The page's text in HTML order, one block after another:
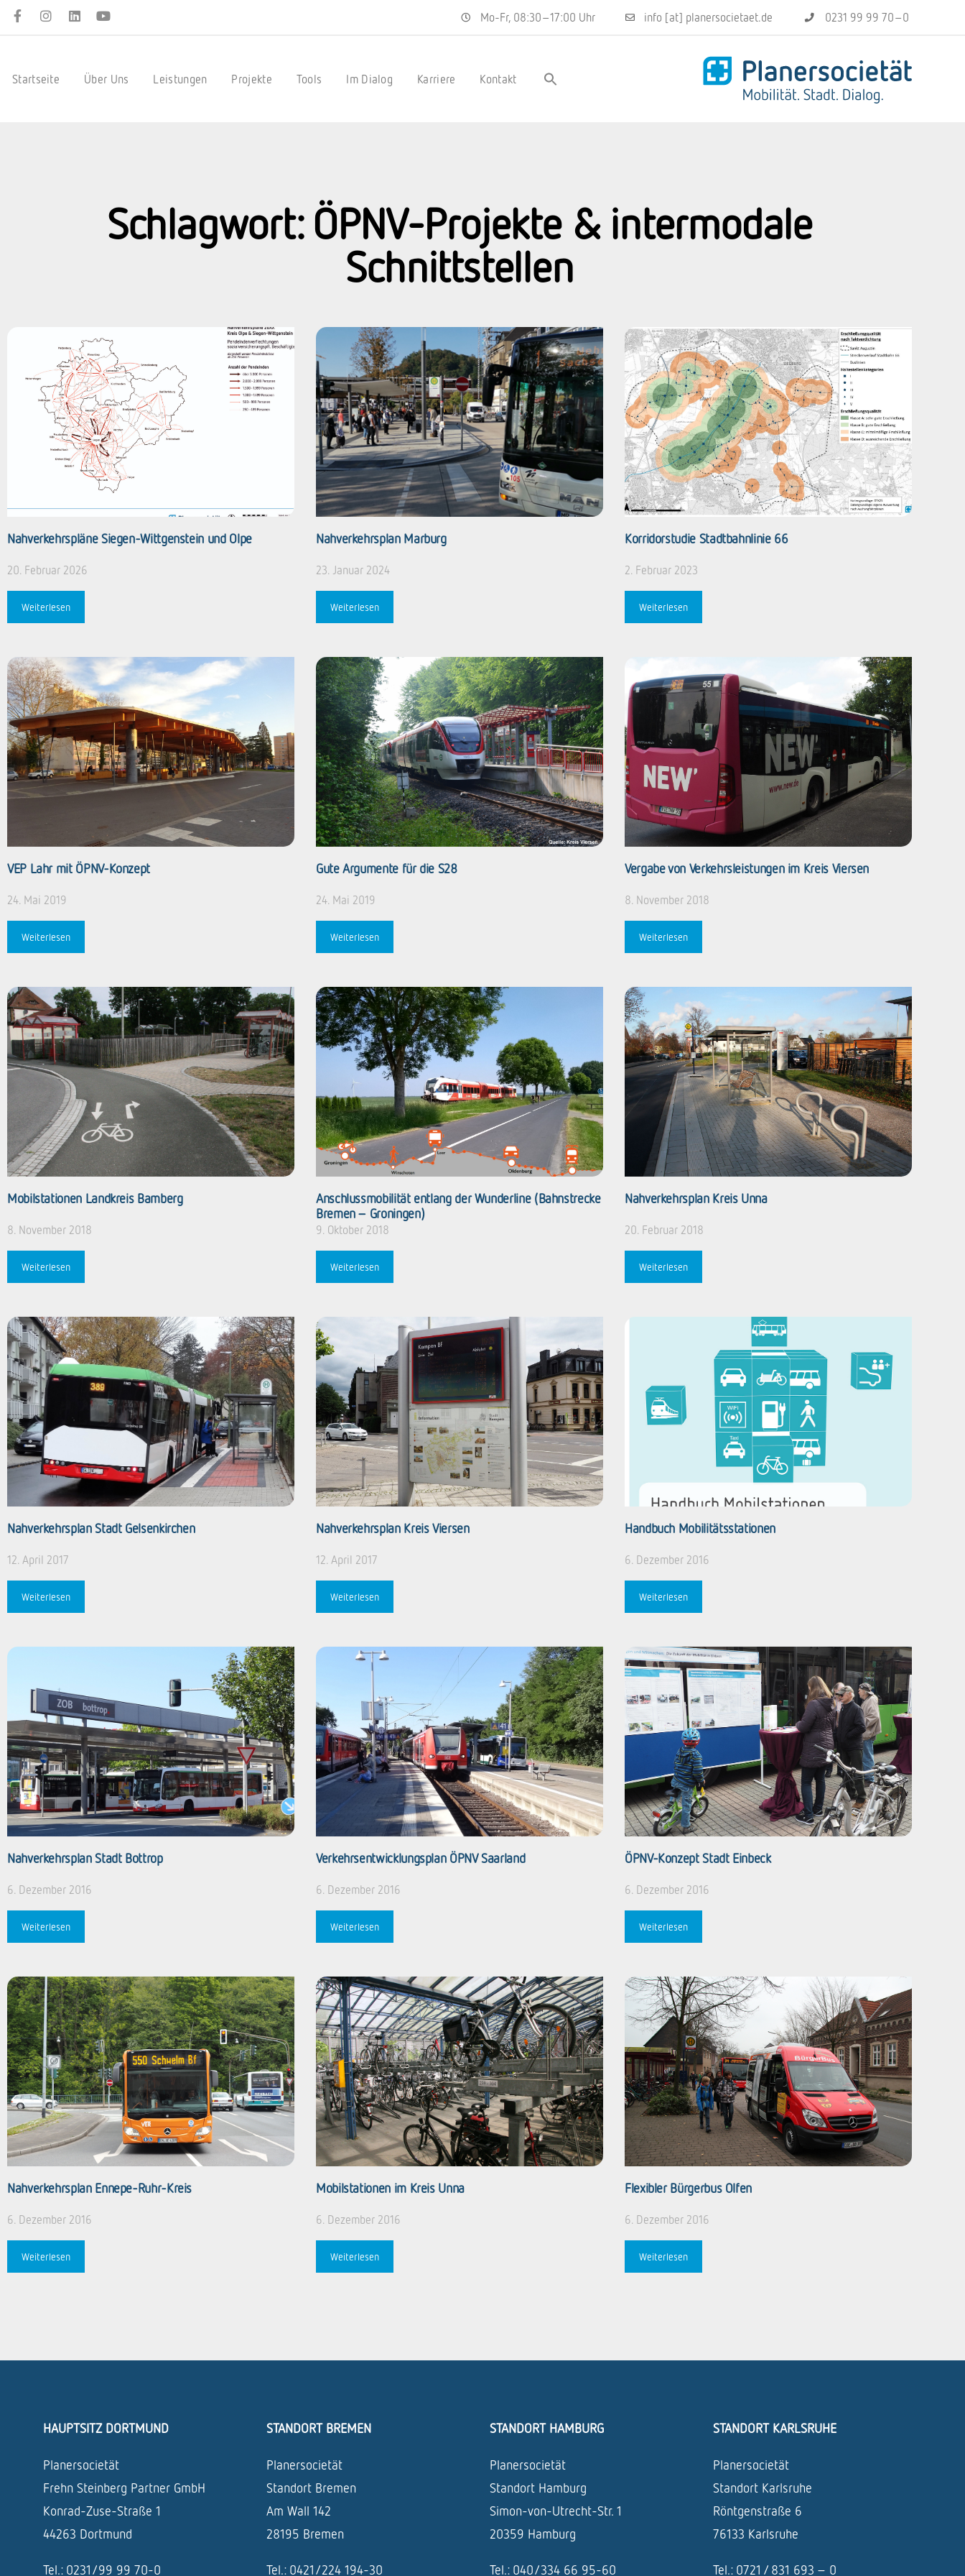
Mo-Fr, 08:30–17:00 Uhr info [at] planersocietaet.de 0231 99 99 70–0
Startseite Über Uns Leistungen Projekte Tools Im Dialog Karriere Kontakt
Schlagwort: ÖPNV-Projekte & intermodale
Schnittstellen
NahverkehrspläneSiegen-Wittgenstein und Olpe
20. Februar 2026
Weiterlesen
Nahverkehrsplan Marburg
23. Januar 2024
Weiterlesen
Korridorstudie Stadtbahnlinie 66
2. Februar 2023
Weiterlesen
VEP Lahr mit ÖPNV-Konzept
24. Mai 2019
Weiterlesen
Gute Argumente für die S28
24. Mai 2019
Weiterlesen
Vergabe von Verkehrsleistungen im Kreis Viersen
8. November 2018
Weiterlesen
Mobilstationen Landkreis Bamberg
8. November 2018
Weiterlesen
Anschlussmobilität entlang der Wunderline (Bahnstrecke
Bremen – Groningen)
9. Oktober 2018
Weiterlesen
Nahverkehrsplan Kreis Unna
20. Februar 2018
Weiterlesen
Nahverkehrsplan Stadt Gelsenkirchen
12. April 2017
Weiterlesen
Nahverkehrsplan Kreis Viersen
12. April 2017
Weiterlesen
Handbuch Mobilitätsstationen
6. Dezember 2016
Weiterlesen
Nahverkehrsplan Stadt Bottrop
6. Dezember 2016
Weiterlesen
Verkehrsentwicklungsplan ÖPNV Saarland
6. Dezember 2016
Weiterlesen
ÖPNV-Konzept Stadt Einbeck
6. Dezember 2016
Weiterlesen
Nahverkehrsplan Ennepe-Ruhr-Kreis
6. Dezember 2016
Weiterlesen
Mobilstationen im Kreis Unna
6. Dezember 2016
Weiterlesen
Flexibler Bürgerbus Olfen
6. Dezember 2016
Weiterlesen
HAUPTSITZ DORTMUND
Planersocietät
Frehn Steinberg Partner GmbH
Konrad-Zuse-Straße 1
44263 Dortmund
Tel.: 0231/99 99 70-0
STANDORT BREMEN
Planersocietät
Standort Bremen
Am Wall 142
28195 Bremen
Tel.: 0421/224 194-30
STANDORT HAMBURG
Planersocietät
Standort Hamburg
Simon-von-Utrecht-Str. 1
20359 Hamburg
Tel.: 040/334 66 95-60
STANDORT KARLSRUHE
Planersocietät
Standort Karlsruhe
Röntgenstraße 6
76133 Karlsruhe
Tel.: 0721 / 831 693 – 0